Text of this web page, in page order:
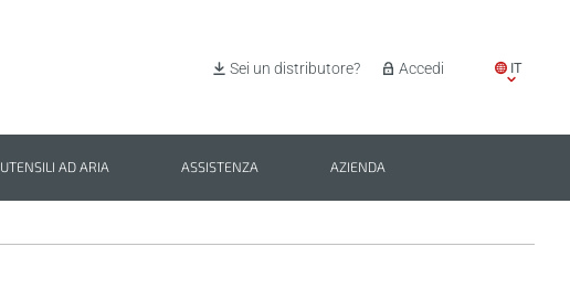
IT
Accedi
Sei un distributore?
UTENSILI AD ARIA ASSISTENZA AZIENDA